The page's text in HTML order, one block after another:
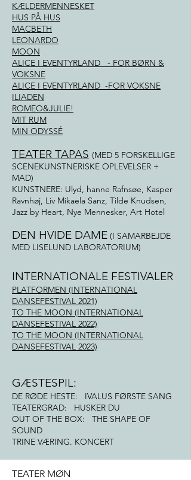
KÆLDERMENNESKET
HUS PÅ HUS
MACBETH
LEONARDO
MOON
ALICE I EVENTYRLAND - FOR BØRN &
VOKSNE
ALICE I EVENTYRLAND -FOR VOKSNE
ILIADEN
ROMEO&JULIE!
MIT RUM
MIN ODYSSÉ
TEATER TAPAS (MED 5 FORSKELLIGE
SCENEKUNSTNERISKE OPLEVELSER +
MAD)
KUNSTNERE: Ulyd, hanne Rafnsøe, Kasper
Ravnhøj, Liv Mikaela Sanz, Tilde Knudsen,
Jazz by Heart, Nye Mennesker, Art Hotel
DEN HVIDE DAME (I SAMARBEJDE
MED LISELUND LABORATORIUM)
INTERNATIONALE FESTIVALER
PLATFORMEN (INTERNATIONAL
DANSEFESTIVAL 2021)
TO THE MOON (INTERNATIONAL
DANSEFESTIVAL 2022)
TO THE MOON (INTERNATIONAL
DANSEFESTIVAL 2023)
GÆSTESPIL:
DE RØDE HESTE: IVALUS FØRSTE SANG
TEATERGRAD: HUSKER DU
OUT OF THE BOX: THE SHAPE OF
SOUND
TRINE VÆRING. KONCERT
TEATER MØN